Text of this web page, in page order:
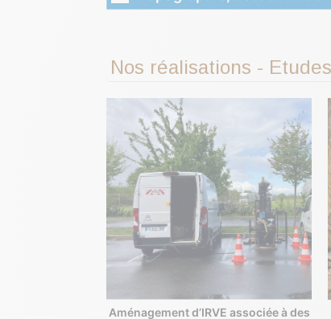
Nos réalisations -
Aménagement d’IRVE associée à des